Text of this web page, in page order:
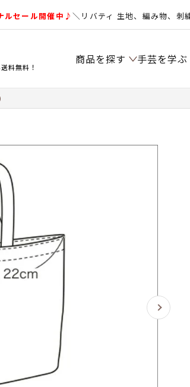
ルセール開催中♪＼リバティ 生地、編み物、刺
料無料！
商品を探す 手芸を学ぶ